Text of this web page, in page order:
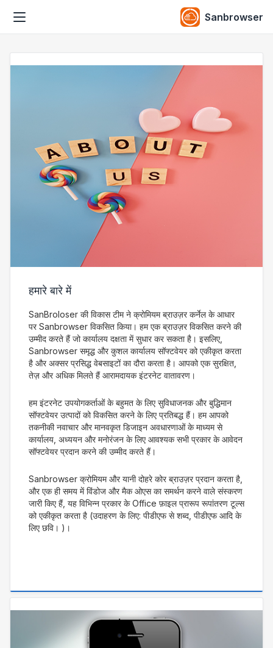
Sanbrowser
हमारे बारे में
SanBroloser की विकास टीम ने क्रोमियम ब्राउज़र कर्नेल के आधार
पर Sanbrowser विकसित किया। हम एक ब्राउज़र विकसित करने की
उम्मीद करते हैं जो कार्यालय दक्षता में सुधार कर सकता है। इसलिए,
Sanbrowser समृद्ध और कुशल कार्यालय सॉफ्टवेयर को एकीकृत करता
है और अक्सर प्रसिद्ध वेबसाइटों का दौरा करता है। आपको एक सुरक्षित,
तेज़ और अधिक मिलते हैं आरामदायक इंटरनेट वातावरण।
हम इंटरनेट उपयोगकर्ताओं के बहुमत के लिए सुविधाजनक और बुद्धिमान
सॉफ्टवेयर उत्पादों को विकसित करने के लिए प्रतिबद्ध हैं। हम आपको
तकनीकी नवाचार और मानवकृत डिजाइन अवधारणाओं के माध्यम से
कार्यालय, अध्ययन और मनोरंजन के लिए आवश्यक सभी प्रकार के आवेदन
सॉफ्टवेयर प्रदान करने की उम्मीद करते हैं।
Sanbrowser क्रोमियम और यानी दोहरे कोर ब्राउज़र प्रदान करता है,
और एक ही समय में विंडोज और मैक ओएस का समर्थन करने वाले संस्करण
जारी किए हैं, यह विभिन्न प्रकार के Office फ़ाइल प्रारूप रूपांतरण टूल्स
को एकीकृत करता है (उदाहरण के लिए: पीडीएफ से शब्द, पीडीएफ आदि के
लिए छवि। )।